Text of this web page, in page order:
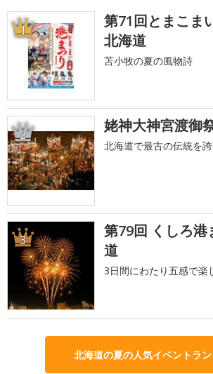
1
第71回とまこま
北海道
苫小牧の夏の風物詩
2 姥神大神宮渡御
北海道で最古の伝統を
3
第79回 くしろ
道
3日間にわたり五感で楽
北海道の夏の人気イベントラ